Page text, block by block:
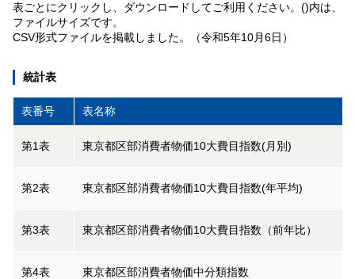
表ごとにクリックし、ダウンロードしてご利用ください。()内は、
ファイルサイズです。
CSV形式ファイルを掲載しました。（令和5年10月6日）
統計表
表番号 表名称
第1表 東京都区部消費者物価10大費目指数(月別)
第2表 東京都区部消費者物価10大費目指数(年平均)
第3表 東京都区部消費者物価10大費目指数（前年比）
第4表 東京都区部消費者物価中分類指数